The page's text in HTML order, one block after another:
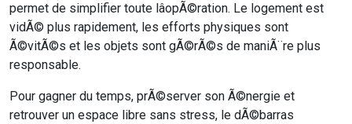
permet de simplifier toute lâopÃ©ration. Le logement est
vidÃ© plus rapidement, les efforts physiques sont
Ã©vitÃ©s et les objets sont gÃ©rÃ©s de maniÃ¨re plus
responsable.
Pour gagner du temps, prÃ©server son Ã©nergie et
retrouver un espace libre sans stress, le dÃ©barras